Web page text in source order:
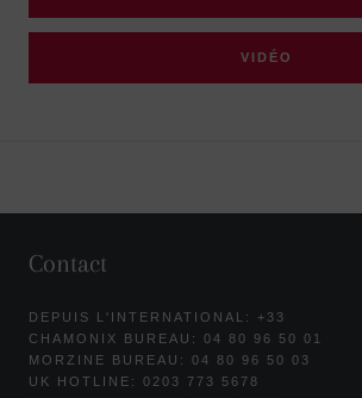
VIDÉO
Contact
DEPUIS L'INTERNATIONAL: +33
CHAMONIX BUREAU: 04 80 96 50 01
MORZINE BUREAU: 04 80 96 50 03
UK HOTLINE: 0203 773 5678